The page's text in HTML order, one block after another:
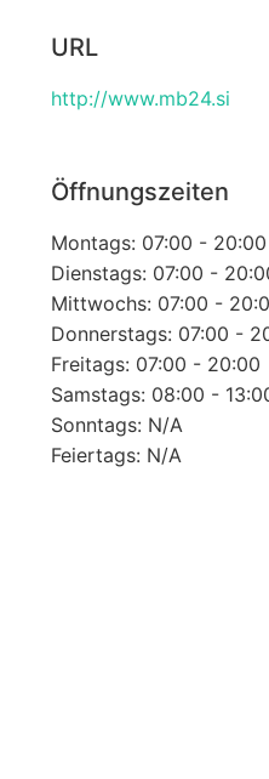
URL
http://www.mb24.si
Öffnungszeiten
Montags: 07:00 - 20:00
Dienstags: 07:00 -
Mittwochs: 07:00 -
Donnerstags: 07:00 -
Freitags: 07:00 - 20:00
Samstags: 08:00 -
Sonntags: N/A
Feiertags: N/A